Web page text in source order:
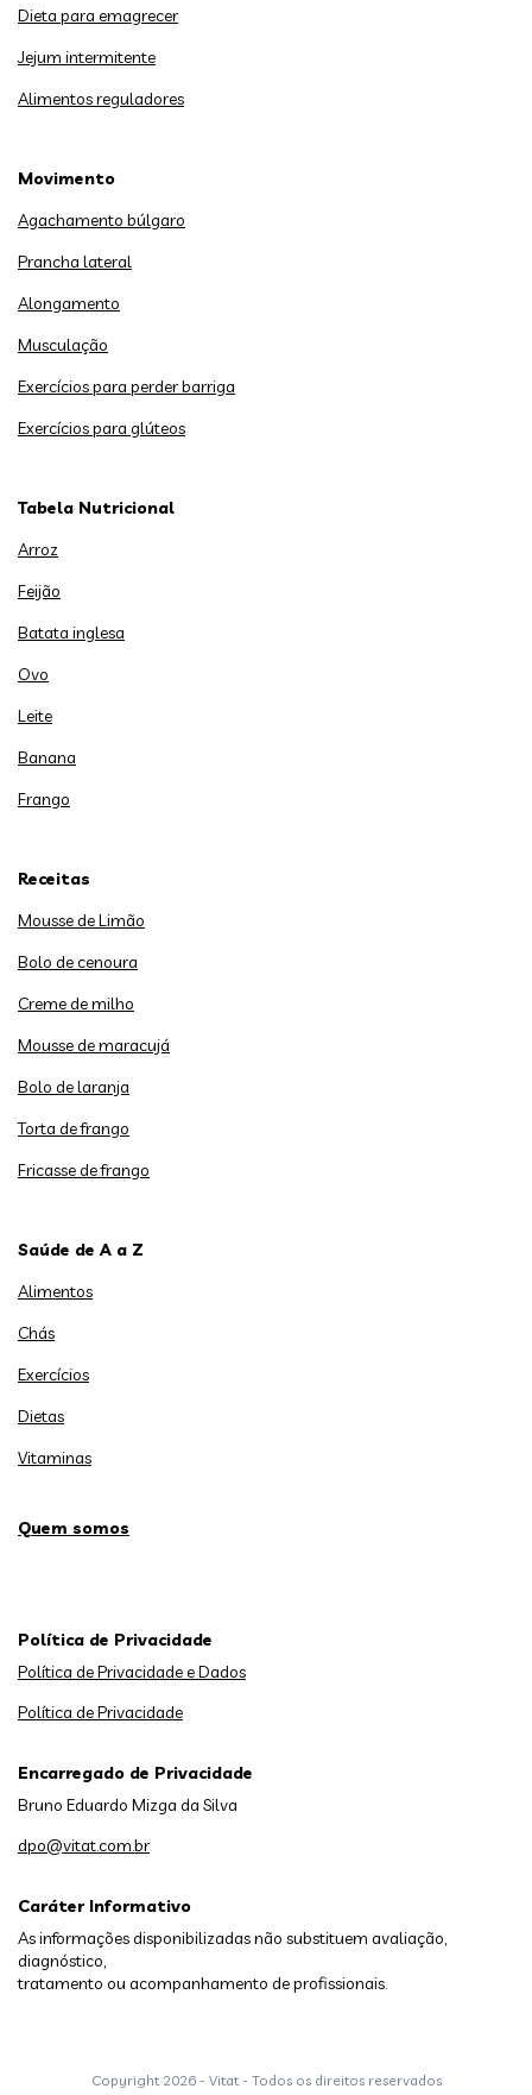
Dieta para emagrecer
Jejum intermitente
Alimentos reguladores
Movimento
Agachamento búlgaro
Prancha lateral
Alongamento
Musculação
Exercícios para perder barriga
Exercícios para glúteos
Tabela Nutricional
Arroz
Feijão
Batata inglesa
Ovo
Leite
Banana
Frango
Receitas
Mousse de Limão
Bolo de cenoura
Creme de milho
Mousse de maracujá
Bolo de laranja
Torta de frango
Fricasse de frango
Saúde de A a Z
Alimentos
Chás
Exercícios
Dietas
Vitaminas
Quem somos
Caráter Informativo
As informações disponibilizadas não substituem avaliação,
diagnóstico,
tratamento ou acompanhamento de profissionais.
Política de Privacidade
Política de Privacidade e Dados
Política de Privacidade
Encarregado de Privacidade
Bruno Eduardo Mizga da Silva
dpo@vitat.com.br
Copyright 2026 - Vitat - Todos os direitos reservados